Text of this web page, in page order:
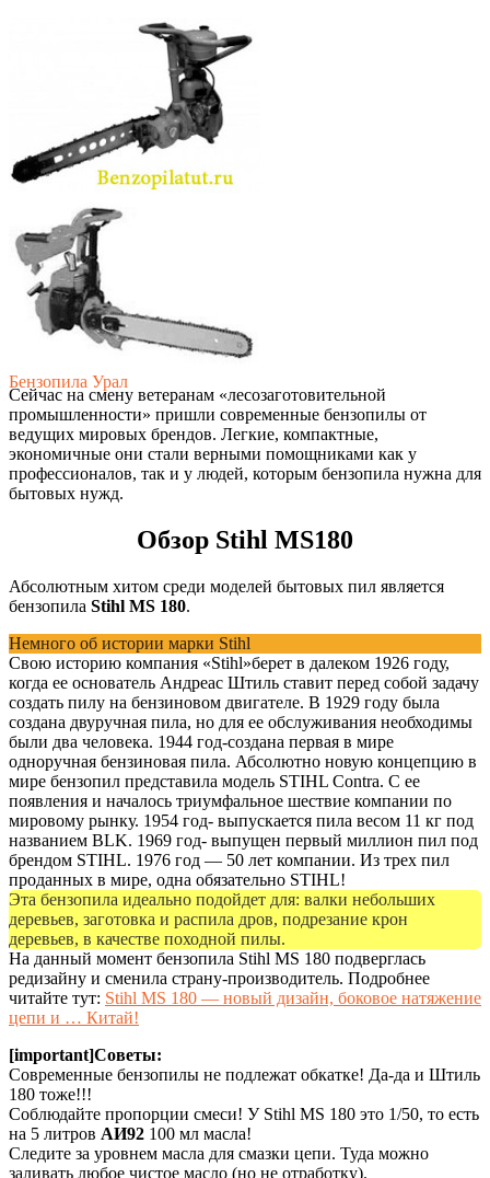
Бензопила Дружба
Бензопила Урал
Сейчас на смену ветеранам «лесозаготовительной
промышленности» пришли современные бензопилы от
ведущих мировых брендов. Легкие, компактные,
экономичные они стали верными помощниками как у
профессионалов, так и у людей, которым бензопила нужна для
бытовых нужд.
Обзор Stihl MS180
Абсолютным хитом среди моделей бытовых пил является
бензопила Stihl MS 180.
Немного об истории марки Stihl
Свою историю компания «Stihl»берет в далеком 1926 году,
когда ее основатель Андреас Штиль ставит перед собой задачу
создать пилу на бензиновом двигателе. В 1929 году была
создана двуручная пила, но для ее обслуживания необходимы
были два человека. 1944 год-создана первая в мире
одноручная бензиновая пила. Абсолютно новую концепцию в
мире бензопил представила модель STIHL Contra. С ее
появления и началось триумфальное шествие компании по
мировому рынку. 1954 год- выпускается пила весом 11 кг под
названием BLK. 1969 год- выпущен первый миллион пил под
брендом STIHL. 1976 год — 50 лет компании. Из трех пил
проданных в мире, одна обязательно STIHL!
Эта бензопила идеально подойдет для: валки небольших
деревьев, заготовка и распила дров, подрезание крон
деревьев, в качестве походной пилы.
На данный момент бензопила Stihl MS 180 подверглась
редизайну и сменила страну-производитель. Подробнее
читайте тут: Stihl MS 180 — новый дизайн, боковое натяжение
цепи и … Китай!
[important]Советы:
Современные бензопилы не подлежат обкатке! Да-да и Штиль
180 тоже!!!
Соблюдайте пропорции смеси! У Stihl MS 180 это 1/50, то есть
на 5 литров АИ92 100 мл масла!
Следите за уровнем масла для смазки цепи. Туда можно
заливать любое чистое масло (но не отработку).